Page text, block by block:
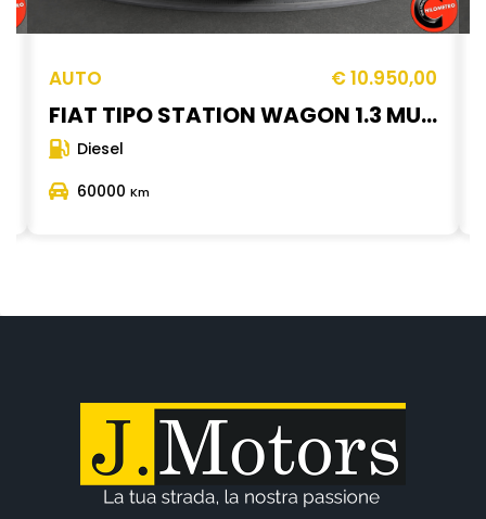
AUTO € 10.950,00
FIAT TIPO STATION WAGON 1.3 MULTIJET 95 Cv City Life Telecamera di parcheggio Fari a Led CarPlay
Diesel
60000Km